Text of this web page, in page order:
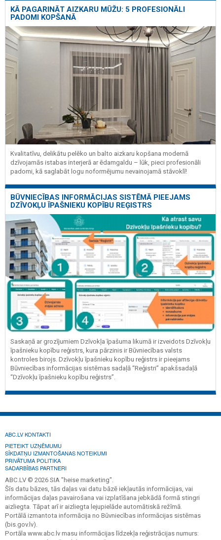
KĀ PAGARINĀT AIZKARU MŪŽU: 5 PROFESIONĀLI
PADOMI KOPŠANĀ
Kvalitatīvu, delikātu pelēko un balto aizkaru kopšana modernā
dzīvojamās istabas interjerā ar ēdamgaldu – lūk, pieci profesionāli
padomi, kā saglabāt logu noformējumu nevainojamā stāvoklī!
BŪVNIECĪBAS INFORMĀCIJAS SISTĒMĀ PIEEJAMS
DZĪVOKĻU ĪPAŠNIEKU KOPĪBU REĢISTRS
Saskaņā ar grozījumiem Dzīvokļa īpašuma likumā ir izveidots Dzīvokļu
īpašnieku kopību reģistrs, kura pārzinis ir Būvniecības valsts
kontroles birojs. Dzīvokļu īpašnieku kopību reģistrs ir pieejams
Būvniecības informācijas sistēmas sadaļā “Reģistri” apakšsadaļā
“Dzīvokļu īpašnieku kopību reģistrs”.
ABC.LV KONTAKTI
PIETEIKT UZŅĒMUMU
SĪKDATŅU IZMANTOŠANAS NOTEIKUMI
PRIVĀTUMA POLITIKA
SADARBĪBAS PARTNERI
ABC.LV © 2026 SIA "heise marketing".
Šīs datu bāzes, tās daļas vai datu bāzē iekļautās informācijas, vai
informācijas daļas pavairošana vai izplatīšana jebkādā formā stingri
aizliegta. Tāpat arī ir aizliegta lejupielāde automātiskā režīmā.
Portālā izmantota informācija no Būvniecības informācijas sistēmas
(bis.gov.lv).
Portāla www.abc.lv masu informācijas līdzekļa reģistrācijas numurs: